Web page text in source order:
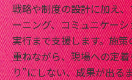
戦略や制度の設計に加え
ーニング、コミュニケー
実行まで支援します。施
重ねながら、現場への定
り”にしない、成果が出る